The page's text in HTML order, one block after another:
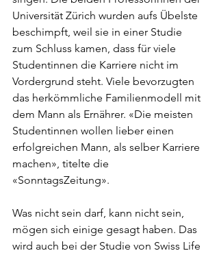
Universität Zürich wurden aufs Übelste
beschimpft, weil sie in einer Studie
zum Schluss kamen, dass für viele
Studentinnen die Karriere nicht im
Vordergrund steht. Viele bevorzugten
das herkömmliche Familienmodell mit
dem Mann als Ernährer. «Die meisten
Studentinnen wollen lieber einen
erfolgreichen Mann, als selber Karriere
machen», titelte die
«SonntagsZeitung».
Was nicht sein darf, kann nicht sein,
mögen sich einige gesagt haben. Das
wird auch bei der Studie von Swiss Life